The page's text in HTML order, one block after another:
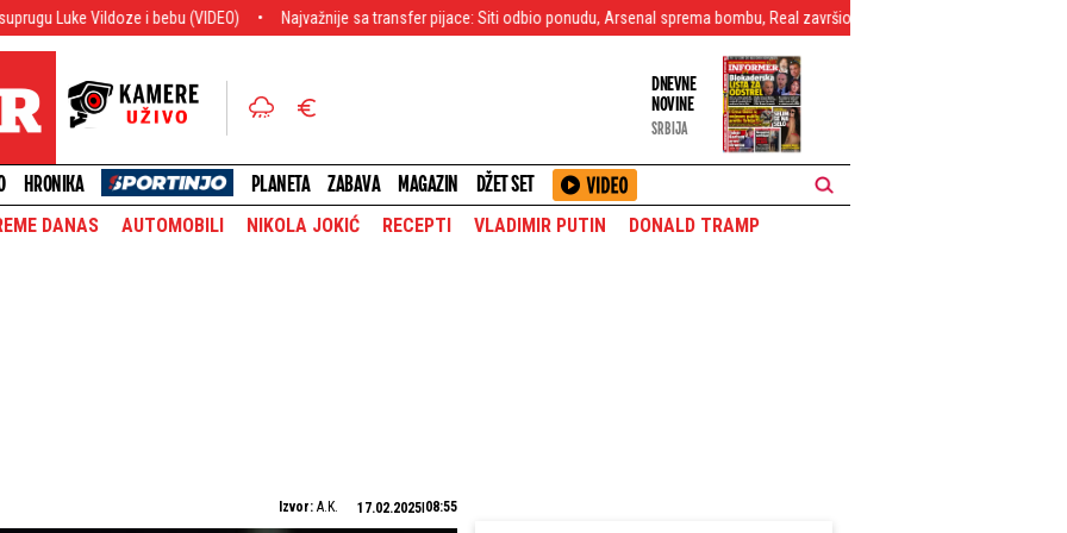
i bebu (VIDEO) Najvažnije sa transfer pijace: Siti odbio ponudu, Arsenal sprema bombu, Real završio posao? "Sportinjo" dočekao Vildozu na
DNEVNE
NOVINE
SRBIJA
HRONIKA PLANETA ZABAVA MAGAZIN DŽET SET
DANAS AUTOMOBILI NIKOLA JOKIĆ RECEPTI VLADIMIR PUTIN DONALD TRAMP
Izvor: A.K. 17.02.2025 08:55